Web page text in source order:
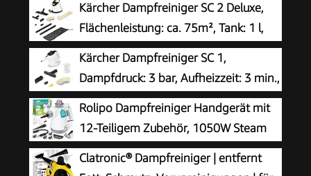
Kärcher Dampfreiniger SC 2 Deluxe,
Flächenleistung: ca. 75m², Tank: 1 l,
Dampfdruck: max. 3,2 bar, Aufheizzeit:
6,5 min., Heizleistung: 1.500 W, mit
Bodenreinigungsset EasyFix und 3 Düsen,Single
Kärcher Dampfreiniger SC 1,
Dampfdruck: 3 bar, Aufheizzeit: 3 min.,
Leistung: 1.200 W, Flächenleistung: 20
m², Tank: 200 ml, mit Hand-, Punktstrahl- und
Powerdüse, Mikrofaser-Überzug und Rundbürste
Rolipo Dampfreiniger Handgerät mit
12-Teiligem Zubehör, 1050W Steam
Cleaner für Haushalt, Küche, Bad,
Fenster, Polster & Auto–100% Chemiefrei,
Clatronic® Dampfreiniger | entfernt